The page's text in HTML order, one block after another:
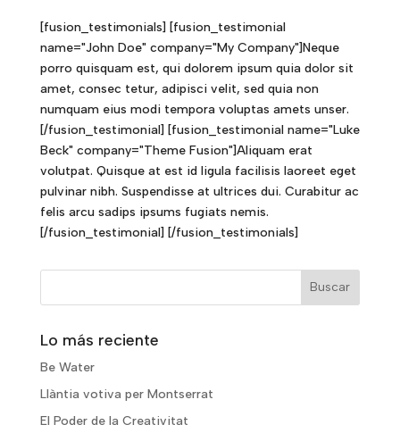
[fusion_testimonials] [fusion_testimonial
name="John Doe" company="My Company"]Neque
porro quisquam est, qui dolorem ipsum quia dolor sit
amet, consec tetur, adipisci velit, sed quia non
numquam eius modi tempora voluptas amets unser.
[/fusion_testimonial] [fusion_testimonial name="Luke
Beck" company="Theme Fusion"]Aliquam erat
volutpat. Quisque at est id ligula facilisis laoreet eget
pulvinar nibh. Suspendisse at ultrices dui. Curabitur ac
felis arcu sadips ipsums fugiats nemis.
[/fusion_testimonial] [/fusion_testimonials]
Lo más reciente
Be Water
Llàntia votiva per Montserrat
El Poder de la Creativitat